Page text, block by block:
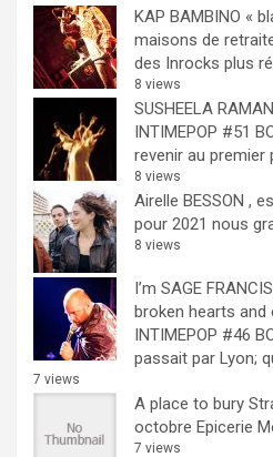
KAP BAMBINO «
maisons de
des Inrocks plus
8 views
SUSHEELA
INTIMEPOP #51
revenir au premier
8 views
Airelle BESSON ,
pour 2021 nous
8 views
I’m SAGE
broken hearts
INTIMEPOP #46
passait par Lyon;
7 views
A place to bury
octobre Epicerie
7 views